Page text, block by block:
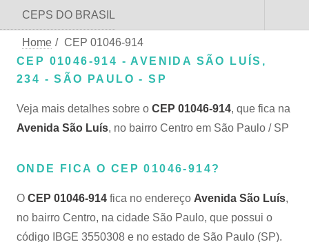
CEPS DO BRASIL
Home / CEP 01046-914
CEP 01046-914 - AVENIDA SÃO LUÍS,
234 - SÃO PAULO - SP
Veja mais detalhes sobre o CEP 01046-914, que fica na
Avenida São Luís, no bairro Centro em São Paulo / SP
ONDE FICA O CEP 01046-914?
O CEP 01046-914 fica no endereço Avenida São Luís,
no bairro Centro, na cidade São Paulo, que possui o
código IBGE 3550308 e no estado de São Paulo (SP).